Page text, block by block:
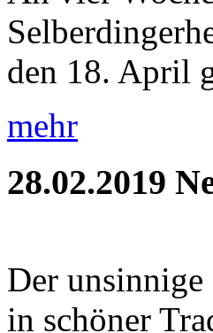
den 18. April
mehr
28.02.2019
Der unsinnige
in schöner